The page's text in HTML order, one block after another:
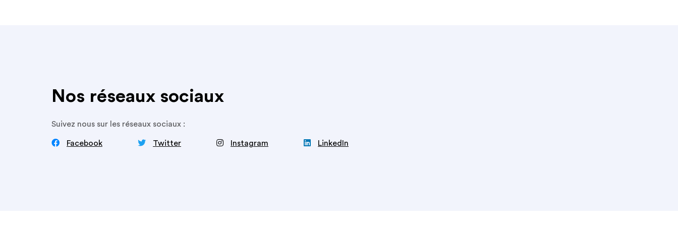
Nos réseaux sociaux
Suivez nous sur les réseaux sociaux :
 Facebook  Twitter ‍ Instagram  LinkedIn